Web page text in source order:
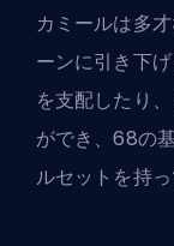
カミールは多
ーンに引き下
を支配したり
ができ、68の
ルセットを持っ